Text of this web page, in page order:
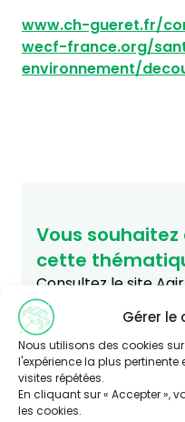
Gérer le
Nous utilisons des cookies
l'expérience la plus
visites répétées.
En cliquant sur « Accepter »,
les cookies.
www.ch-gueret.fr/
wecf-france.org/
environnement/
Vous souhaitez
cette
Consultez le site
pour agir en
Santé-
agir-ese.org